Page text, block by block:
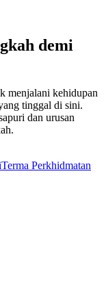
demi
menjalani kehidupan
tinggal di sini.
dan urusan
Terma Perkhidmatan